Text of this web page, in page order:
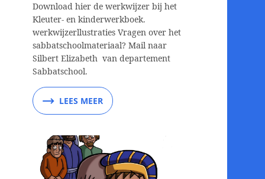
Download hier de werkwijzer bij het
Kleuter- en kinderwerkboek.
werkwijzerllustraties Vragen over het
sabbatschoolmateriaal? Mail naar
Silbert Elizabeth van departement
Sabbatschool.
LEES MEER